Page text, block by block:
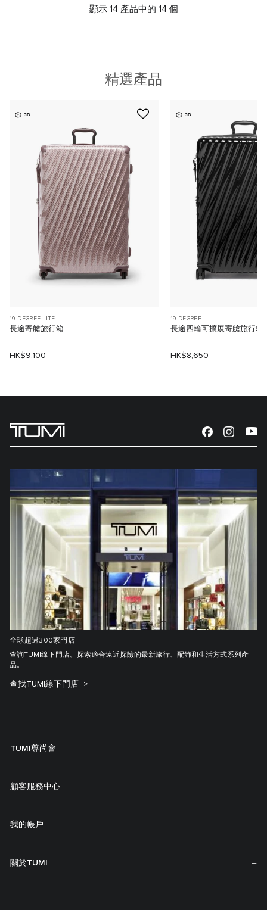
顯示 14 產品中的 14 個
精選產品
3D
19 DEGREE LITE
長途寄艙旅行箱
HK$9,100
3D
19 DEGREE
長途四輪可擴展寄艙旅行箱
HK$8,650
全球超過300家門店
查詢TUMI缐下門店。探索適合遠近探險的最新旅行、配飾和生活方式系列產
品。
查找TUMI線下門店
TUMI尊尚會
顧客服務中心
我的帳戶
關於TUMI